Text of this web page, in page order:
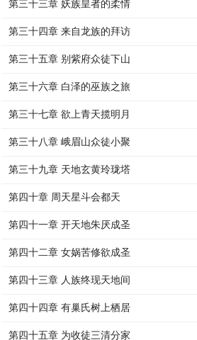
第三十三章 妖族皇者的柔情
第三十四章 来自龙族的拜访
第三十五章 别紫府众徒下山
第三十六章 白泽的巫族之旅
第三十七章 欲上青天揽明月
第三十八章 峨眉山众徒小聚
第三十九章 天地玄黄玲珑塔
第四十章 周天星斗会都天
第四十一章 开天地朱厌成圣
第四十二章 女娲苦修欲成圣
第四十三章 人族终现天地间
第四十四章 有巢氏树上栖居
第四十五章 为收徒三清分家